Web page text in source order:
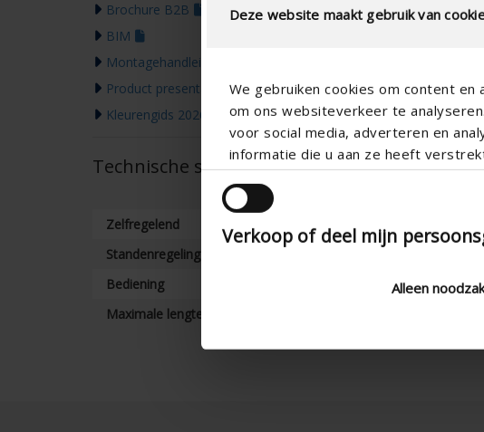
Deze website maakt gebruik van
We gebruiken cookies om content
om ons websiteverkeer te
voor social media, adverteren en
informatie die u aan ze heeft
Verkoop of deel mijn
Alleen
Brochure B2B
BIM
Montagehandleiding
Product presentation
Kleurengids 2026
Technische specificaties
Zelfregelend
Standenregeling
Bediening
Maximale lengte (mm)